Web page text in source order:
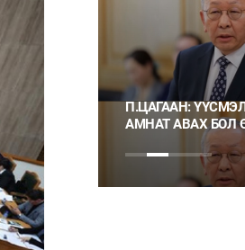
П.ЦАГААН: ҮҮСМЭЛ ОРДООС
АМНАТ АВАХ БОЛ ӨМНӨХ
ЗӨВШӨӨРӨЛТЭЙ БОЛГОХ